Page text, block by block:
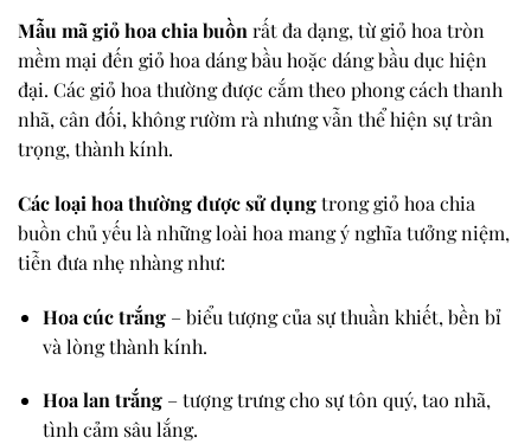
Mẫu mã giỏ hoa chia buồn rất đa dạng, từ giỏ hoa tròn
mềm mại đến giỏ hoa dáng bầu hoặc dáng bầu dục hiện
đại. Các giỏ hoa thường được cắm theo phong cách thanh
nhã, cân đối, không rườm rà nhưng vẫn thể hiện sự trân
trọng, thành kính.
Các loại hoa thường được sử dụngtrong giỏ hoa chia
buồn chủ yếu là những loài hoa mang ý nghĩa tưởng niệm,
tiễn đưa nhẹ nhàng như:
Hoa cúc trắng– biểu tượng của sự thuần khiết, bền bỉ
và lòng thành kính.
Hoa lan trắng– tượng trưng cho sự tôn quý, tao nhã,
tình cảm sâu lắng.